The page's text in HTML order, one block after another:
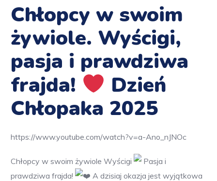
Chłopcy w swoim
żywiole. Wyścigi,
pasja i prawdziwa
frajda!
Dzień
Chłopaka 2025
https://www.youtube.com/watch?v=a-Ano_nJNOc
Chłopcy w swoim żywiole Wyścigi
Pasja i
prawdziwa frajda!
A dzisiaj okazja jest wyjątkowa